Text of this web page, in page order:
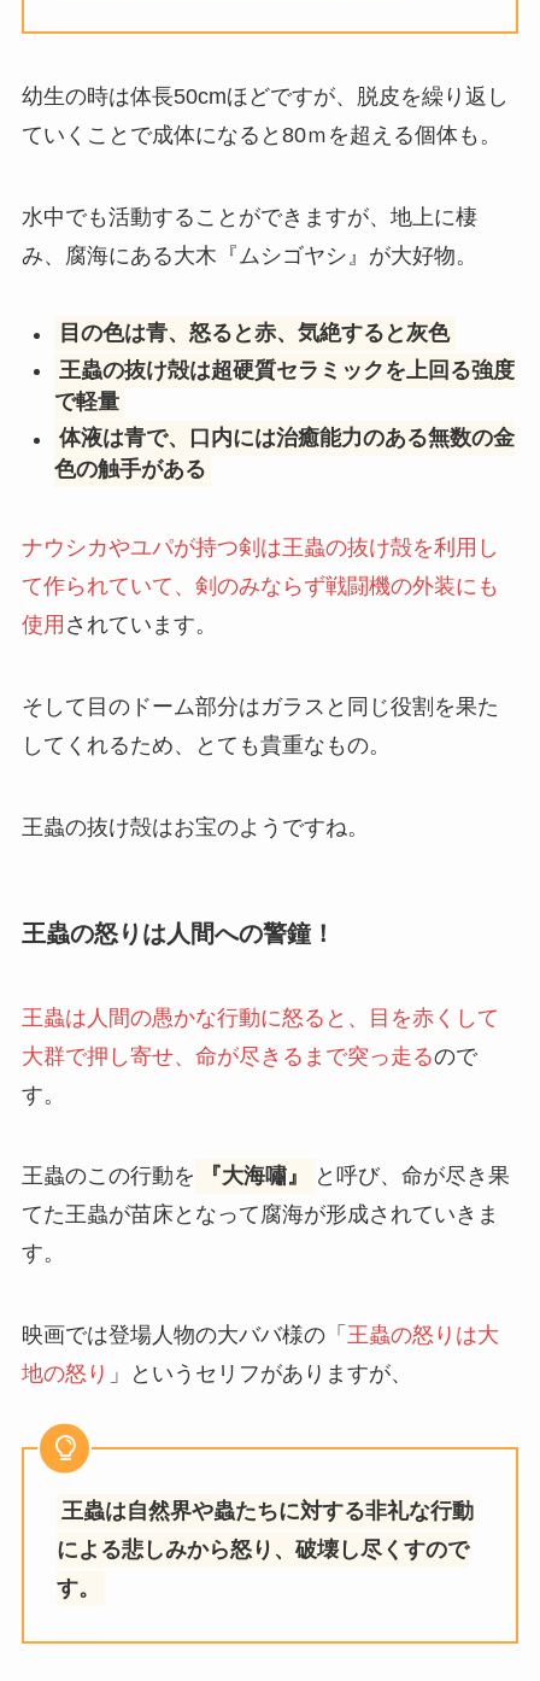
幼生の時は体長50cmほどですが、脱皮を繰り返し
ていくことで成体になると80ｍを超える個体も。
水中でも活動することができますが、地上に棲
み、腐海にある大木『ムシゴヤシ』が大好物。
目の色は青、怒ると赤、気絶すると灰色
王蟲の抜け殻は超硬質セラミックを上回る強度
で軽量
体液は青で、口内には治癒能力のある無数の金
色の触手がある
ナウシカやユパが持つ剣は王蟲の抜け殻を利用し
て作られていて、剣のみならず戦闘機の外装にも
使用 されています。
そして目のドーム部分はガラスと同じ役割を果た
してくれるため、とても貴重なもの。
王蟲の抜け殻はお宝のようですね。
王蟲の怒りは人間への警鐘！
王蟲は人間の愚かな行動に怒ると、目を赤くして
大群で押し寄せ、命が尽きるまで突っ走るので
す。
王蟲のこの行動を 『大海嘯』
と呼び、命が尽き果
てた王蟲が苗床となって腐海が形成されていきま
す。
映画では登場人物の大ババ様の「 王蟲の怒りは大
地の怒り 」というセリフがありますが、
王蟲は自然界や蟲たちに対する非礼な行動
による悲しみから怒り、破壊し尽くすので
す。